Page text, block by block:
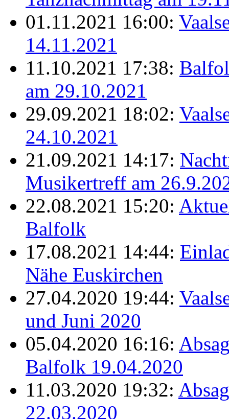
01.11.2021 16:00:
14.11.2021
11.10.2021 17:38:
am 29.10.2021
29.09.2021 18:02:
24.10.2021
21.09.2021 14:17:
Musikertreff am
22.08.2021 15:20:
Balfolk
17.08.2021 14:44:
Nähe Euskirchen
27.04.2020 19:44:
und Juni 2020
05.04.2020 16:16:
Balfolk 19.04.2020
11.03.2020 19:32:
22.03.2020